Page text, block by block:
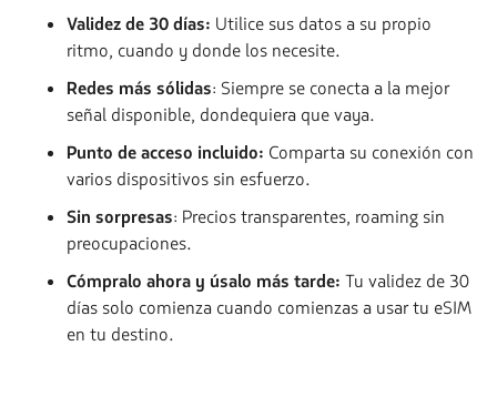
Validez de 30 días: Utilice sus datos a su propio
ritmo, cuando y donde los necesite.
Redes más sólidas: Siempre se conecta a la mejor
señal disponible, dondequiera que vaya.
Punto de acceso incluido: Comparta su conexión con
varios dispositivos sin esfuerzo.
Sin sorpresas: Precios transparentes, roaming sin
preocupaciones.
Cómpralo ahora y úsalo más tarde: Tu validez de 30
días solo comienza cuando comienzas a usar tu eSIM
en tu destino.